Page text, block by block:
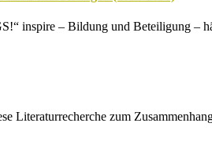
inspire – Bildung und Beteiligung –
Literaturrecherche zum